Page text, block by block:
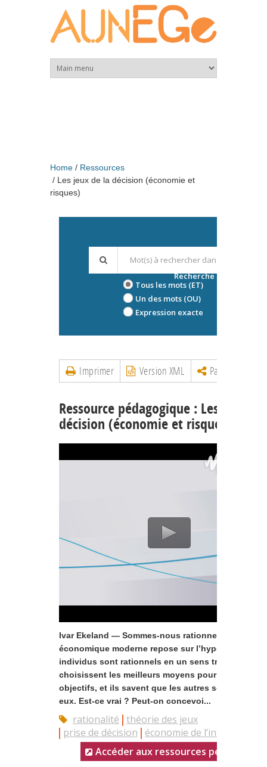
Home
Ressources
Les jeux de la décision (économie et
risques)
Tous les mots (ET)
Un des mots (OU)
Expression exacte
Recherche avancée
Imprimer Version XML Partager
Ressource pédagogique : Les jeux
décision (économie et risques)
Ivar Ekeland — Sommes-nous rationnels ? La
économique moderne repose sur l’hypothèse que
individus sont rationnels en un sens très précis :
choisissent les meilleurs moyens pour atteindre
objectifs, et ils savent que les autres sont comme
eux. Est-ce vrai ? Peut-on concevoi...
rationalité théorie des jeux
prise de décision
économie de l’information
Accéder aux ressources